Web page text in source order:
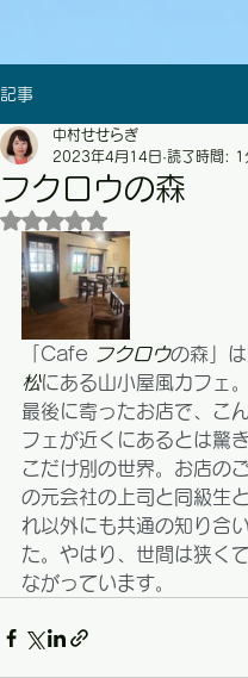
記事
フクロウの森
中村せせらぎ
2023年4月14日 読了時間: 1
5つ星のうちNaNと評価さ
「Cafe フクロウの森」
松にある山小屋風カフェ
最後に寄ったお店で、こ
フェが近くにあるとは驚
こだけ別の世界。お店の
の元会社の上司と同級生
れ以外にも共通の知り合
た。やはり、世間は狭く
ながっています。